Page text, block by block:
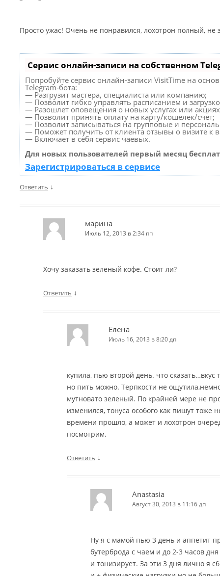
Просто ужас! Очень не понравился, лохотрон полный,
Сервис онлайн-записи на собственном
Попробуйте сервис онлайн-записи VisitTime на
Telegram-бота:
— Разгрузит мастера, специалиста или компанию;
— Позволит гибко управлять расписанием и
— Разошлет оповещения о новых услугах или
— Позволит принять оплату на карту/кошелек/счет;
— Позволит записываться на групповые и
— Поможет получить от клиента отзывы о визите к
— Включает в себя сервис чаевых.
Для новых пользователей первый месяц
Зарегистрироваться в сервисе
Ответить ↓
марина
Июль 12, 2013 в 2:34 пп
Хочу заказать зеленый кофе. Стоит ли?
Ответить ↓
Елена
Июль 16, 2013 в 8:20 дп
купила, пью второй день. что сказать…вкус
но пить можно. Терпкости не
мутновато зеленый. По крайней мере не
изменился, тонуса особого как пишут
времени прошло, а может и лохотрон
посмотрим.
Ответить ↓
Anastasia
Август 30, 2013 в 11:16 дп
Ну я с мамой пью 3 день и аппетит
бутерброда с чаем и до 2-3 часов
и тонизирует. За эти 3 дня лично я